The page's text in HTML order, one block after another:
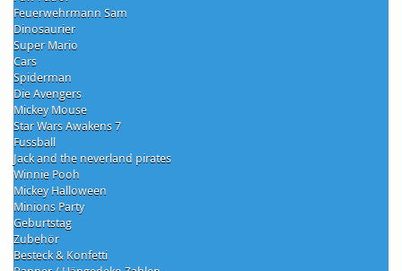
Feuerwehrmann Sam
Dinosaurier
Super Mario
Cars
Spiderman
Die Avengers
Mickey Mouse
Star Wars Awakens 7
Fussball
Jack and the neverland pirates
Winnie Pooh
Mickey Halloween
Minions Party
Geburtstag
Zubehör
Besteck & Konfetti